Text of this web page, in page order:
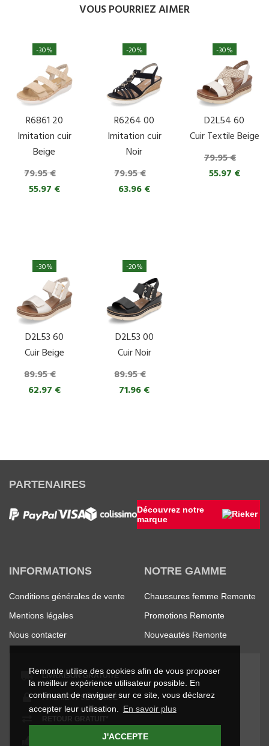
Remonte utilise des cookies afin de vous proposer
la meilleur expérience utilisateur possible. En
continuant de naviguer sur ce site, vous déclarez
accepter leur utilisation.
En savoir plus
J'ACCEPTE
VOUS POURRIEZ AIMER
R6861 20
Imitation cuir
Beige
79.95 €
55.97 €
-30%
R6264 00
Imitation cuir
Noir
79.95 €
63.96 €
-20%
D2L54 60
Cuir Textile Beige
79.95 €
55.97 €
-30%
D2L53 60
Cuir Beige
89.95 €
62.97 €
-30%
D2L53 00
Cuir Noir
89.95 €
71.96 €
-20%
PARTENAIRES
Découvrez notre
marque
INFORMATIONS
Conditions générales de vente
Mentions légales
Nous contacter
NOTRE GAMME
Chaussures femme Remonte
Promotions Remonte
Nouveautés Remonte
LIVRAISON GRATUITE
PAIEMENT SÉCURISÉ
RETOUR GRATUIT*
SATISFAIT OU REMBOURSÉ